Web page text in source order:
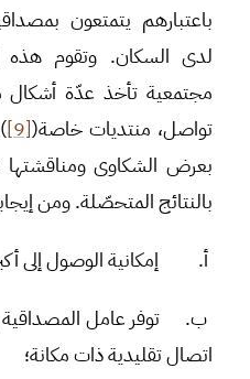
باعتبارهم يتمتعون
لدى السكان. وتقوم هذه
مجتمعية تأخذ عدّة
تواصل، منتديات خاصة([9]
بعرض الشكاوى
بالنتائج المتحصّلة. ومن
أ‌. إمكانية الوصول إلى
ب‌.توفر عامل
اتصال تقليدية ذات مكانة؛